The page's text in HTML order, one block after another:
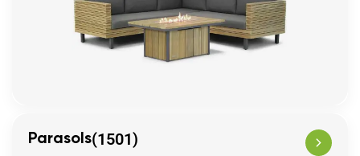
Parasols(1501)